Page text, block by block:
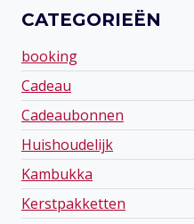
CATEGORIEËN
booking
Cadeau
Cadeaubonnen
Huishoudelijk
Kambukka
Kerstpakketten